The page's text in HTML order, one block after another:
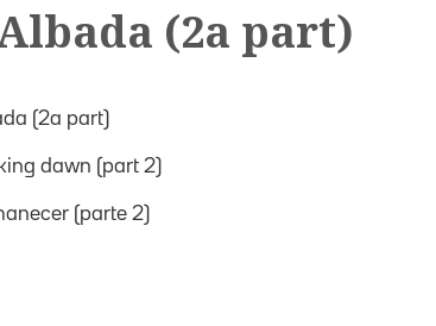
(2a part)
(2a part)
dawn (part 2)
(parte 2)